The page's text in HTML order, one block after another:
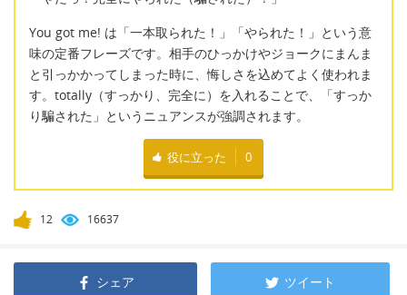
You got me! は「一本取られた！」「やられた！」という意
味の定番フレーズです。相手のひっかけやジョークにまんま
と引っかかってしまった時に、悔しさを込めてよく使われま
す。totally（すっかり、完全に）を入れることで、「すっか
り騙された」というニュアンスが強調されます。
役に立った 0
12 16637
シェア ツイート